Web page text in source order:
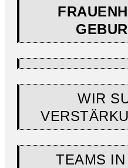
WIR
TEAMS IN